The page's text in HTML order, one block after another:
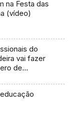
na Festa das
(vídeo)
do
vai fazer
de